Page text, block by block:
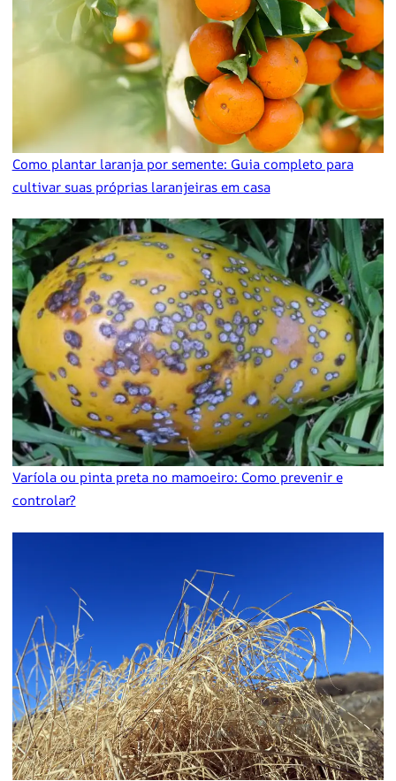
Como plantar laranja por semente: Guia completo para
cultivar suas próprias laranjeiras em casa
Varíola ou pinta preta no mamoeiro: Como prevenir e
controlar?